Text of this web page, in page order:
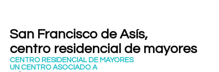
San Francisco de Asís,
centro residencial de mayores
CENTRO RESIDENCIAL DE MAYORES
UN CENTRO ASOCIADO A